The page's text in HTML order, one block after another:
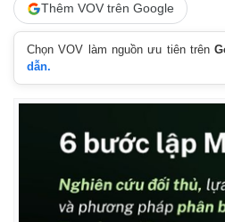
Thêm VOV trên Google
Chọn VOV làm nguồn ưu tiên trên
dẫn.